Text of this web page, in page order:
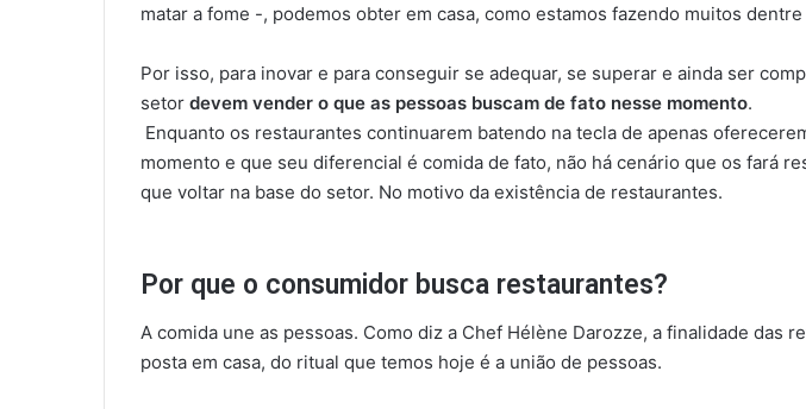
matar a fome -, podemos obter em casa, como estamos fazendo muitos
Por isso, para inovar e para conseguir se adequar, se superar e ainda ser
setor devem vender o que as pessoas buscam de fato nesse momento.
Enquanto os restaurantes continuarem batendo na tecla de apenas
momento e que seu diferencial é comida de fato, não há cenário que os fará
que voltar na base do setor. No motivo da existência de restaurantes.
Por que o consumidor busca restaurantes?
A comida une as pessoas. Como diz a Chef Hélène Darozze, a finalidade das
posta em casa, do ritual que temos hoje é a união de pessoas.